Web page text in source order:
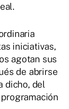
iniciativas,
agotan sus
de abrirse
dicho, del